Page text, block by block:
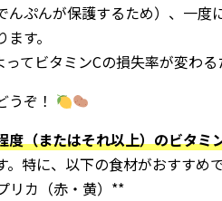
んぷんが保護するため）、一
す。
ってビタミンCの損失率が変わ
うぞ！
度（またはそれ以上）のビタ
。特に、以下の食材がおすすめで
リカ（赤・黄）**